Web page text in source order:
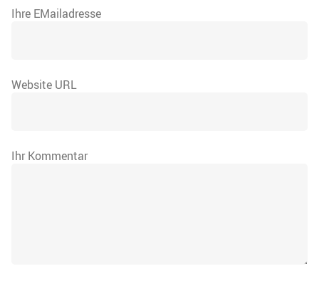
Ihre EMailadresse
Website URL
Ihr Kommentar